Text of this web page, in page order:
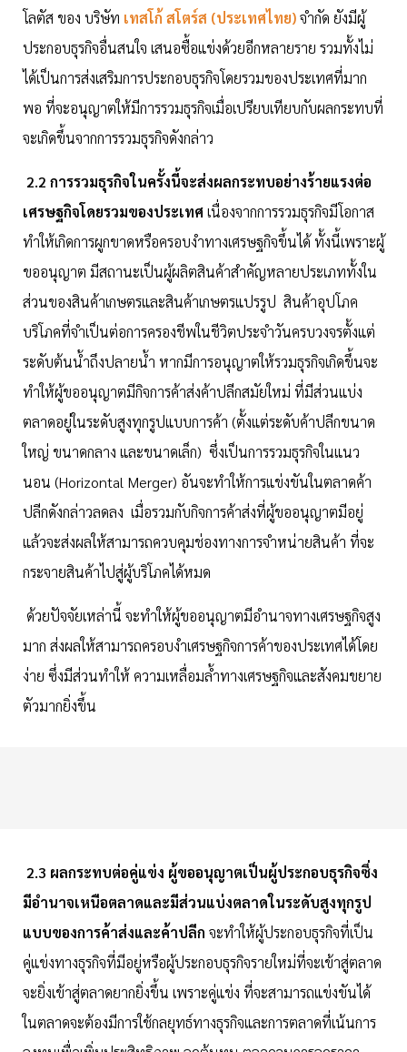
โลตัส ของ บริษัท เทสโก้ สโตร์ส (ประเทศไทย)จำกัด ยังมีผู้
ประกอบธุรกิจอื่นสนใจ เสนอซื้อแข่งด้วยอีกหลายราย รวมทั้งไม่
ได้เป็นการส่งเสริมการประกอบธุรกิจโดยรวมของประเทศที่มาก
พอ ที่จะอนุญาตให้มีการรวมธุรกิจเมื่อเปรียบเทียบกับผลกระทบที่
จะเกิดขึ้นจากการรวมธุรกิจดังกล่าว
2.2 การรวมธุรกิจในครั้งนี้จะส่งผลกระทบอย่างร้ายแรงต่อ
เศรษฐกิจโดยรวมของประเทศเนื่องจากการรวมธุรกิจมีโอกาส
ทำให้เกิดการผูกขาดหรือครอบงำทางเศรษฐกิจขึ้นได้ ทั้งนี้เพราะผู้
ขออนุญาต มีสถานะเป็นผู้ผลิตสินค้าสำคัญหลายประเภททั้งใน
ส่วนของสินค้าเกษตรและสินค้าเกษตรแปรรูป สินค้าอุปโภค
บริโภคที่จำเป็นต่อการครองชีพในชีวิตประจำวันครบวงจรตั้งแต่
ระดับต้นนํ้าถึงปลายนํ้า หากมีการอนุญาตให้รวมธุรกิจเกิดขึ้นจะ
ทำให้ผู้ขออนุญาตมีกิจการค้าส่งค้าปลีกสมัยใหม่ ที่มีส่วนแบ่ง
ตลาดอยู่ในระดับสูงทุกรูปแบบการค้า (ตั้งแต่ระดับค้าปลีกขนาด
ใหญ่ ขนาดกลาง และขนาดเล็ก) ซึ่งเป็นการรวมธุรกิจในแนว
นอน (Horizontal Merger) อันจะทำให้การแข่งขันในตลาดค้า
ปลีกดังกล่าวลดลง เมื่อรวมกับกิจการค้าส่งที่ผู้ขออนุญาตมีอยู่
แล้วจะส่งผลให้สามารถควบคุมช่องทางการจำหน่ายสินค้า ที่จะ
กระจายสินค้าไปสู่ผู้บริโภคได้หมด
ด้วยปัจจัยเหล่านี้ จะทำให้ผู้ขออนุญาตมีอำนาจทางเศรษฐกิจสูง
มาก ส่งผลให้สามารถครอบงำเศรษฐกิจการค้าของประเทศได้โดย
ง่าย ซึ่งมีส่วนทำให้ ความเหลื่อมล้ำทางเศรษฐกิจและสังคมขยาย
ตัวมากยิ่งขึ้น
2.3 ผลกระทบต่อคู่แข่ง ผู้ขออนุญาตเป็นผู้ประกอบธุรกิจซึ่ง
มีอำนาจเหนือตลาดและมีส่วนแบ่งตลาดในระดับสูงทุกรูป
แบบของการค้าส่งและค้าปลีก จะทำให้ผู้ประกอบธุรกิจที่เป็น
คู่แข่งทางธุรกิจที่มีอยู่หรือผู้ประกอบธุรกิจรายใหม่ที่จะเข้าสู่ตลาด
จะยิ่งเข้าสู่ตลาดยากยิ่งขึ้น เพราะคู่แข่ง ที่จะสามารถแข่งขันได้
ในตลาดจะต้องมีการใช้กลยุทธ์ทางธุรกิจและการตลาดที่เน้นการ